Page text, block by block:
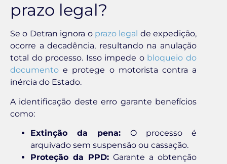
prazo legal?
Se o Detran ignora o prazo legal de expedição,
ocorre a decadência, resultando na anulação
total do processo. Isso impede o bloqueio do
documento e protege o motorista contra a
inércia do Estado.
A identificação deste erro garante benefícios
como:
Extinção da pena: O processo é
arquivado sem suspensão ou cassação.
Proteção da PPD: Garante a obtenção